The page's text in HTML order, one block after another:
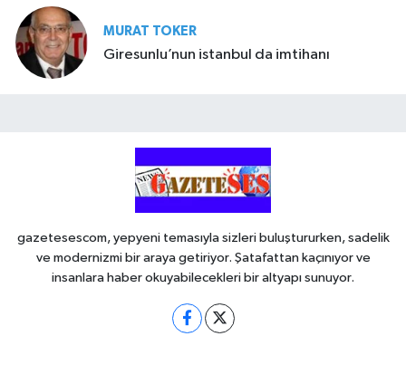
MURAT TOKER
Giresunlu’nun istanbul da imtihanı
gazetesescom, yepyeni temasıyla sizleri buluştururken, sadelik
ve modernizmi bir araya getiriyor. Şatafattan kaçınıyor ve
insanlara haber okuyabilecekleri bir altyapı sunuyor.